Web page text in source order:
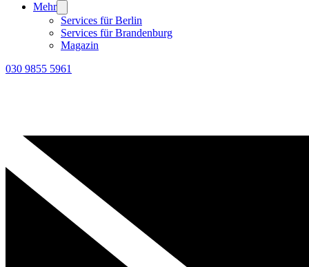
Mehr
Services für Berlin
Services für Brandenburg
Magazin
030 9855 5961